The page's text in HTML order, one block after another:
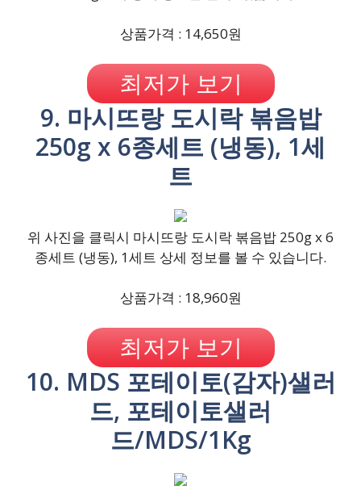
상품가격 : 14,650원
최저가 보기
9. 마시뜨랑 도시락 볶음밥
250g x 6종세트 (냉동), 1세
트
위 사진을 클릭시 마시뜨랑 도시락 볶음밥 250g x 6
종세트 (냉동), 1세트 상세 정보를 볼 수 있습니다.
상품가격 : 18,960원
최저가 보기
10. MDS 포테이토(감자)샐러
드, 포테이토샐러
드/MDS/1Kg